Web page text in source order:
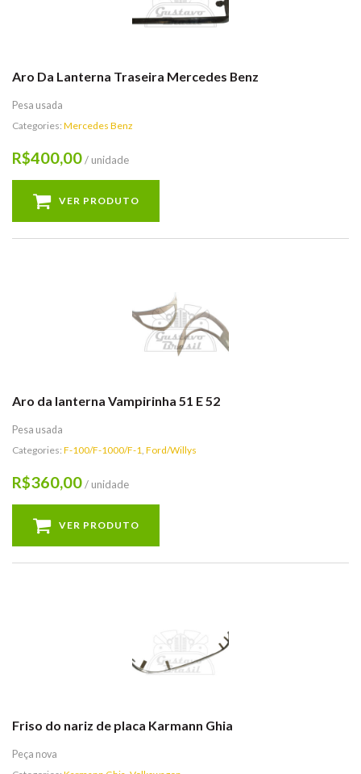
Aro Da Lanterna Traseira Mercedes Benz
Pesa usada
Categories: Mercedes Benz
R$400,00/ unidade
VER PRODUTO
Aro da lanterna Vampirinha 51 E 52
Pesa usada
Categories: F-100/F-1000/F-1, Ford/Willys
R$360,00/ unidade
VER PRODUTO
Friso do nariz de placa Karmann Ghia
Peça nova